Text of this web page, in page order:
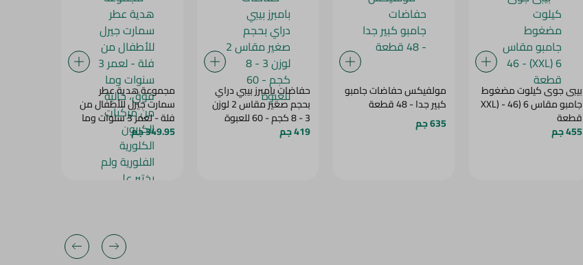
بيبى جوى كيلوت مضغوط
جامبو مقاس 6 (XXL) - 46
قطعة
455 جم
مولفيكس حفاضات جامبو
كبير جدا - 48 قطعة
635 جم
حفاضات بامبرز بيبي دراي
بحجم صغير مقاس 2 لوزن
3 - 8 كجم - 60 للعبوة
419 جم
مجموعة هدية عطر
سمارت جيرل للأطفال من
فلة - لعمر 3 سنوات وما
فوق، خالية من مركّبات
الكربون الكلورية الفلورية
ولم يختبر على الحيوانات
349.95 جم